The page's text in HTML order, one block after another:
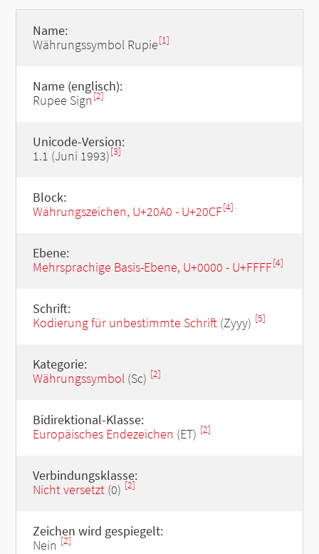
Name:
Währungssymbol Rupie[1]
Name (englisch):
Rupee Sign [2]
Unicode-Version:
1.1 (Juni 1993)[3]
Block:
Währungszeichen, U+20A0 - U+20CF[4]
Ebene:
Mehrsprachige Basis-Ebene, U+0000 - U+FFFF[4]
Schrift:
Kodierung für unbestimmte Schrift(Zyyy) [5]
Kategorie:
Währungssymbol(Sc) [2]
Bidirektional-Klasse:
Europäisches Endezeichen (ET) [2]
Verbindungsklasse:
Nicht versetzt(0) [2]
Zeichen wird gespiegelt:
Nein [2]